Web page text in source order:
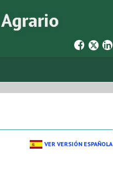
VER VERSIÓN ESPAÑOLA